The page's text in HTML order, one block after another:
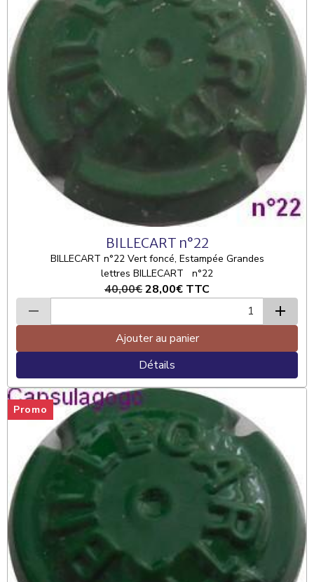
BILLECART n°22
BILLECART n°22 Vert foncé, Estampée Grandes
lettres BILLECART n°22
40,00€28,00€ TTC
Ajouter au panier
Détails
Promo